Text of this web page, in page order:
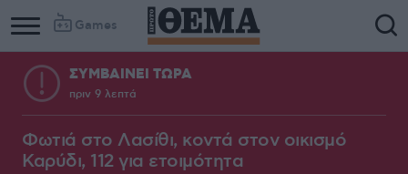
Games
ΣΥΜΒΑΙΝΕΙ ΤΩΡΑ
πριν 9 λεπτά
Φωτιά στο Λασίθι, κοντά στον οικισμό
Καρύδι, 112 για ετοιμότητα